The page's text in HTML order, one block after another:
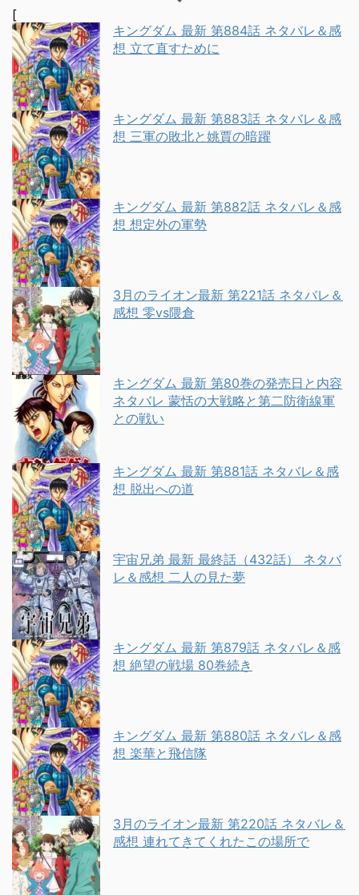
[
キングダム 最新 第884話 ネタバレ＆感
想 立て直すために
キングダム 最新 第883話 ネタバレ＆感
想 三軍の敗北と姚賈の暗躍
キングダム 最新 第882話 ネタバレ＆感
想 想定外の軍勢
3月のライオン最新 第221話 ネタバレ＆
感想 零vs隈倉
キングダム 最新 第80巻の発売日と内容
ネタバレ 蒙恬の大戦略と第二防衛線軍
との戦い
キングダム 最新 第881話 ネタバレ＆感
想 脱出への道
宇宙兄弟 最新 最終話（432話） ネタバ
レ＆感想 二人の見た夢
キングダム 最新 第879話 ネタバレ＆感
想 絶望の戦場 80巻続き
キングダム 最新 第880話 ネタバレ＆感
想 楽華と飛信隊
3月のライオン最新 第220話 ネタバレ＆
感想 連れてきてくれたこの場所で